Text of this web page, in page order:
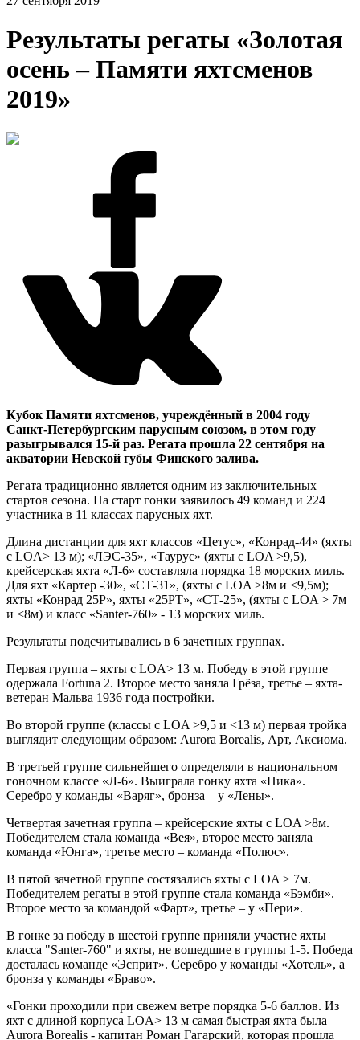
Результаты регаты «Золотая
осень – Памяти яхтсменов
2019»
Кубок Памяти яхтсменов, учреждённый в 2004 году
Санкт-Петербургским парусным союзом, в этом году
разыгрывался 15-й раз. Регата прошла 22 сентября на
акватории Невской губы Финского залива.
Регата традиционно является одним из заключительных
стартов сезона. На старт гонки заявилось 49 команд и 224
участника в 11 классах парусных яхт.
Длина дистанции для яхт классов «Цетус», «Конрад-44» (яхты
с LOA> 13 м); «ЛЭС-35», «Таурус» (яхты с LOA >9,5),
крейсерская яхта «Л-6» составляла порядка 18 морских миль.
Для яхт «Картер -30», «СТ-31», (яхты с LOA >8м и <9,5м);
яхты «Конрад 25Р», яхты «25РТ», «СТ-25», (яхты с LOA > 7м
и <8м) и класс «Santer-760» - 13 морских миль.
Результаты подсчитывались в 6 зачетных группах.
Первая группа – яхты с LOA> 13 м. Победу в этой группе
одержала Fortuna 2. Второе место заняла Грёза, третье – яхта-
ветеран Мальва 1936 года постройки.
Во второй группе (классы с LOA >9,5 и <13 м) первая тройка
выглядит следующим образом: Aurora Borealis, Арт, Аксиома.
В третьей группе сильнейшего определяли в национальном
гоночном классе «Л-6». Выиграла гонку яхта «Ника».
Серебро у команды «Варяг», бронза – у «Лены».
Четвертая зачетная группа – крейсерские яхты с LOA >8м.
Победителем стала команда «Вея», второе место заняла
команда «Юнга», третье место – команда «Полюс».
В пятой зачетной группе состязались яхты с LOA > 7м.
Победителем регаты в этой группе стала команда «Бэмби».
Второе место за командой «Фарт», третье – у «Пери».
В гонке за победу в шестой группе приняли участие яхты
класса "Santer-760" и яхты, не вошедшие в группы 1-5. Победа
досталась команде «Эсприт». Серебро у команды «Хотель», а
бронза у команды «Браво».
«Гонки проходили при свежем ветре порядка 5-6 баллов. Из
яхт с длиной корпуса LOA> 13 м самая быстрая яхта была
Aurora Borealis - капитан Роман Гагарский, которая прошла